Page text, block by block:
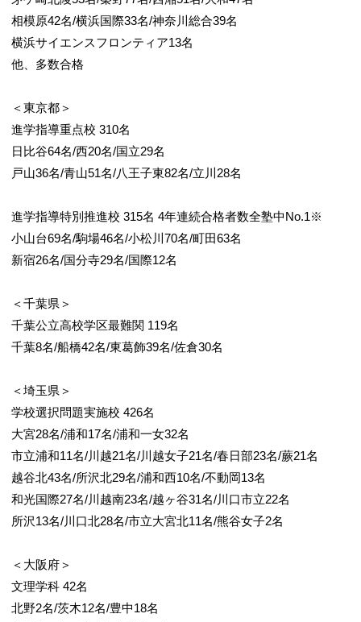
相模原42名/横浜国際33名/神奈川総合39名
横浜サイエンスフロンティア13名
他、多数合格
＜東京都＞
進学指導重点校 310名
日比谷64名/西20名/国立29名
戸山36名/青山51名/八王子東82名/立川28名
進学指導特別推進校 315名 4年連続合格者数全塾中No.1※
小山台69名/駒場46名/小松川70名/町田63名
新宿26名/国分寺29名/国際12名
＜千葉県＞
千葉公立高校学区最難関 119名
千葉8名/船橋42名/東葛飾39名/佐倉30名
＜埼玉県＞
学校選択問題実施校 426名
大宮28名/浦和17名/浦和一女32名
市立浦和11名/川越21名/川越女子21名/春日部23名/蕨21名
越谷北43名/所沢北29名/浦和西10名/不動岡13名
和光国際27名/川越南23名/越ヶ谷31名/川口市立22名
所沢13名/川口北28名/市立大宮北11名/熊谷女子2名
＜大阪府＞
文理学科 42名
北野2名/茨木12名/豊中18名